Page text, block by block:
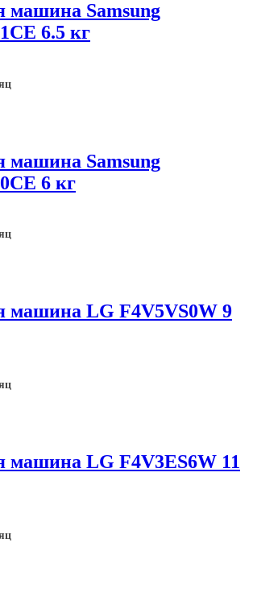
машина Samsung
6.5 кг
машина Samsung
6 кг
машина LG F4V5VS0W 9
машина LG F4V3ES6W 11